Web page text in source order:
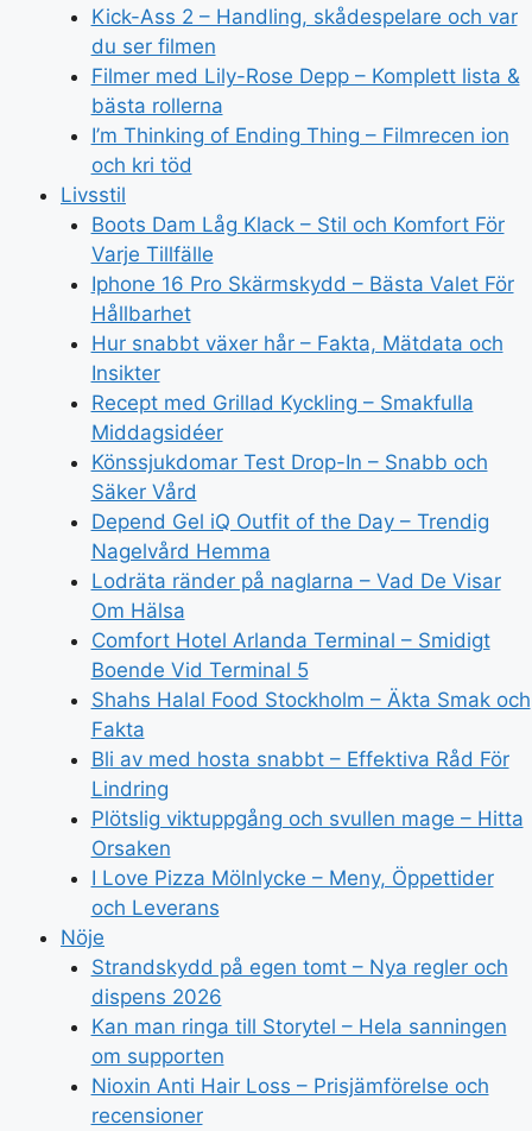
Kick-Ass 2 – Handling, skådespelare och var
du ser filmen
Filmer med Lily-Rose Depp – Komplett lista &
bästa rollerna
I’m Thinking of Ending Thing – Filmrecen ion
och kri töd
Livsstil
Boots Dam Låg Klack – Stil och Komfort För
Varje Tillfälle
Iphone 16 Pro Skärmskydd – Bästa Valet För
Hållbarhet
Hur snabbt växer hår – Fakta, Mätdata och
Insikter
Recept med Grillad Kyckling – Smakfulla
Middagsidéer
Könssjukdomar Test Drop-In – Snabb och
Säker Vård
Depend Gel iQ Outfit of the Day – Trendig
Nagelvård Hemma
Lodräta ränder på naglarna – Vad De Visar
Om Hälsa
Comfort Hotel Arlanda Terminal – Smidigt
Boende Vid Terminal 5
Shahs Halal Food Stockholm – Äkta Smak och
Fakta
Bli av med hosta snabbt – Effektiva Råd För
Lindring
Plötslig viktuppgång och svullen mage – Hitta
Orsaken
I Love Pizza Mölnlycke – Meny, Öppettider
och Leverans
Nöje
Strandskydd på egen tomt – Nya regler och
dispens 2026
Kan man ringa till Storytel – Hela sanningen
om supporten
Nioxin Anti Hair Loss – Prisjämförelse och
recensioner